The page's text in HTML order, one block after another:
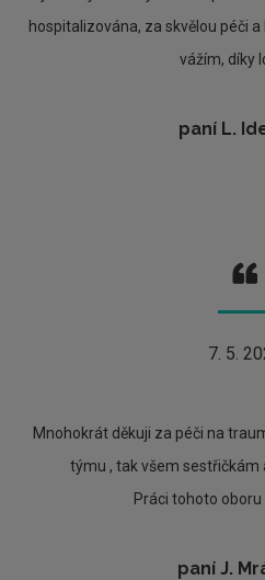
hospitalizována, za skvělou péči
vážím, díky
paní L.
7. 5.
Mnohokrát děkuji za péči na
týmu , tak všem sestřičkám
Práci tohoto oboru
paní J.